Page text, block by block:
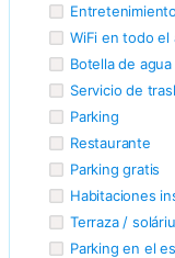
WiFi en todo el
Botella de agua
Servicio de
Parking
Restaurante
Parking gratis
Habitaciones
Terraza /
Parking en el